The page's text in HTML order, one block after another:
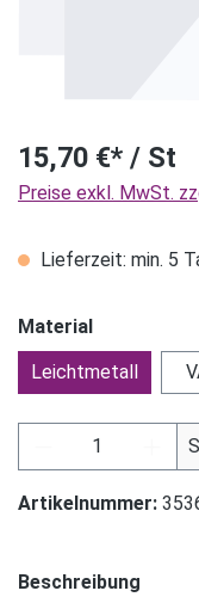
15,70 €* / St
Preise exkl. MwSt.
Lieferzeit: min. 5
Material
Leichtmetall
Produkt
Artikelnummer:
Beschreibung